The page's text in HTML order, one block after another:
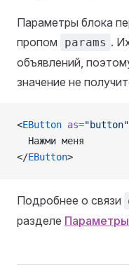
Параметры блока
пропом
params .
объявлений,
значение не
<EButton as="button"
  Нажми меня
</EButton>
Подробнее о связи
разделе Параметры